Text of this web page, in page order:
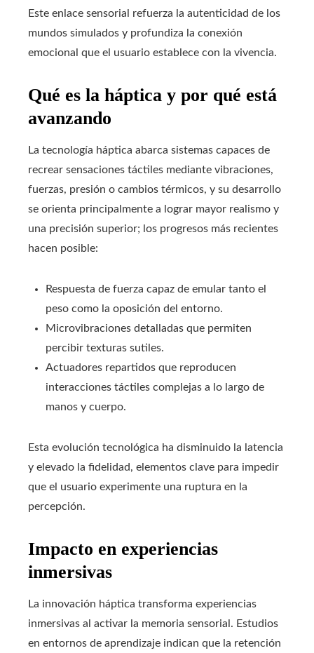
Este enlace sensorial refuerza la autenticidad de los
mundos simulados y profundiza la conexión
emocional que el usuario establece con la vivencia.
Qué es la háptica y por qué está
avanzando
La tecnología háptica abarca sistemas capaces de
recrear sensaciones táctiles mediante vibraciones,
fuerzas, presión o cambios térmicos, y su desarrollo
se orienta principalmente a lograr mayor realismo y
una precisión superior; los progresos más recientes
hacen posible:
Respuesta de fuerza capaz de emular tanto el
peso como la oposición del entorno.
Microvibraciones detalladas que permiten
percibir texturas sutiles.
Actuadores repartidos que reproducen
interacciones táctiles complejas a lo largo de
manos y cuerpo.
Esta evolución tecnológica ha disminuido la latencia
y elevado la fidelidad, elementos clave para impedir
que el usuario experimente una ruptura en la
percepción.
Impacto en experiencias
inmersivas
La innovación háptica transforma experiencias
inmersivas al activar la memoria sensorial. Estudios
en entornos de aprendizaje indican que la retención